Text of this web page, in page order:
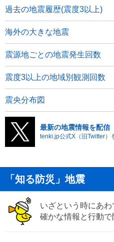
過去の地震履歴(震度3以上)
海外の大きな地震
震源地ごとの地震発生回数
震度3以上の地域別観測回数
震央分布図
最新の地震情報を配信
tenki.jp公式X（旧Twitter）
「知る防災」地震
いざという時にあわ
確かな情報と行動